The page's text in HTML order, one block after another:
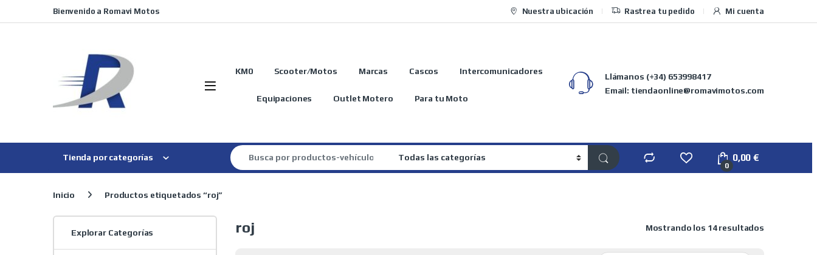
Bienvenido a Romavi Motos Nuestra ubicación Rastrea tu pedido Mi cuenta
KM0 Scooter/Motos Marcas Cascos Intercomunicadores
Equipaciones Outlet Motero Para tu Moto
Llámanos (+34) 653998417
Email: tiendaonline@romavimotos.com
Tienda por categorías
Search for:
0
0,00€
Inicio Productos etiquetados “roj”
roj Mostrando los 14 resultados
Explorar Categorías